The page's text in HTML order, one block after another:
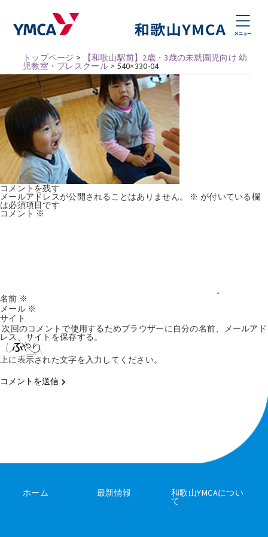
トップページ > 【和歌山駅前】2歳・3歳の未就園児向け 幼
児教室・プレスクール> 540×330-04
コメントを残す
メールアドレスが公開されることはありません。 ※ が付いている欄
は必須項目です
コメント ※
名前 ※
メール ※
サイト
次回のコメントで使用するためブラウザーに自分の名前、メールアド
レス、サイトを保存する。
上に表示された文字を入力してください。
ホーム 最新情報 和歌山YMCAについ
て